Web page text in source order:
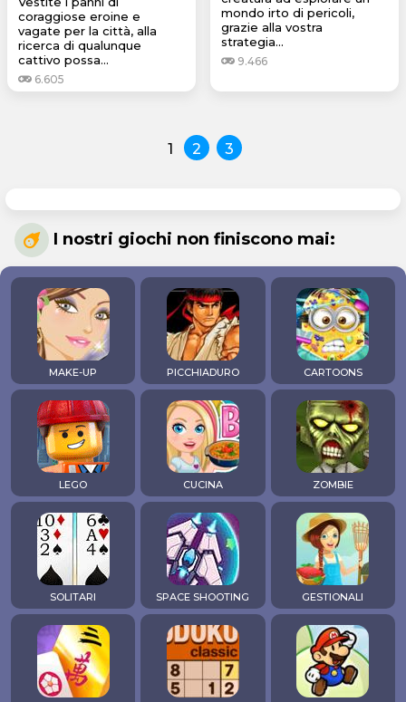
coraggiose eroine e
vagate per la città, alla
ricerca di qualunque
cattivo possa...
6.605
mondo irto di pericoli,
grazie alla vostra
strategia...
9.466
1 2 3
I nostri giochi non finiscono mai:
MAKE-UP PICCHIADURO CARTOONS
LEGO CUCINA ZOMBIE
SOLITARI SPACE SHOOTING GESTIONALI